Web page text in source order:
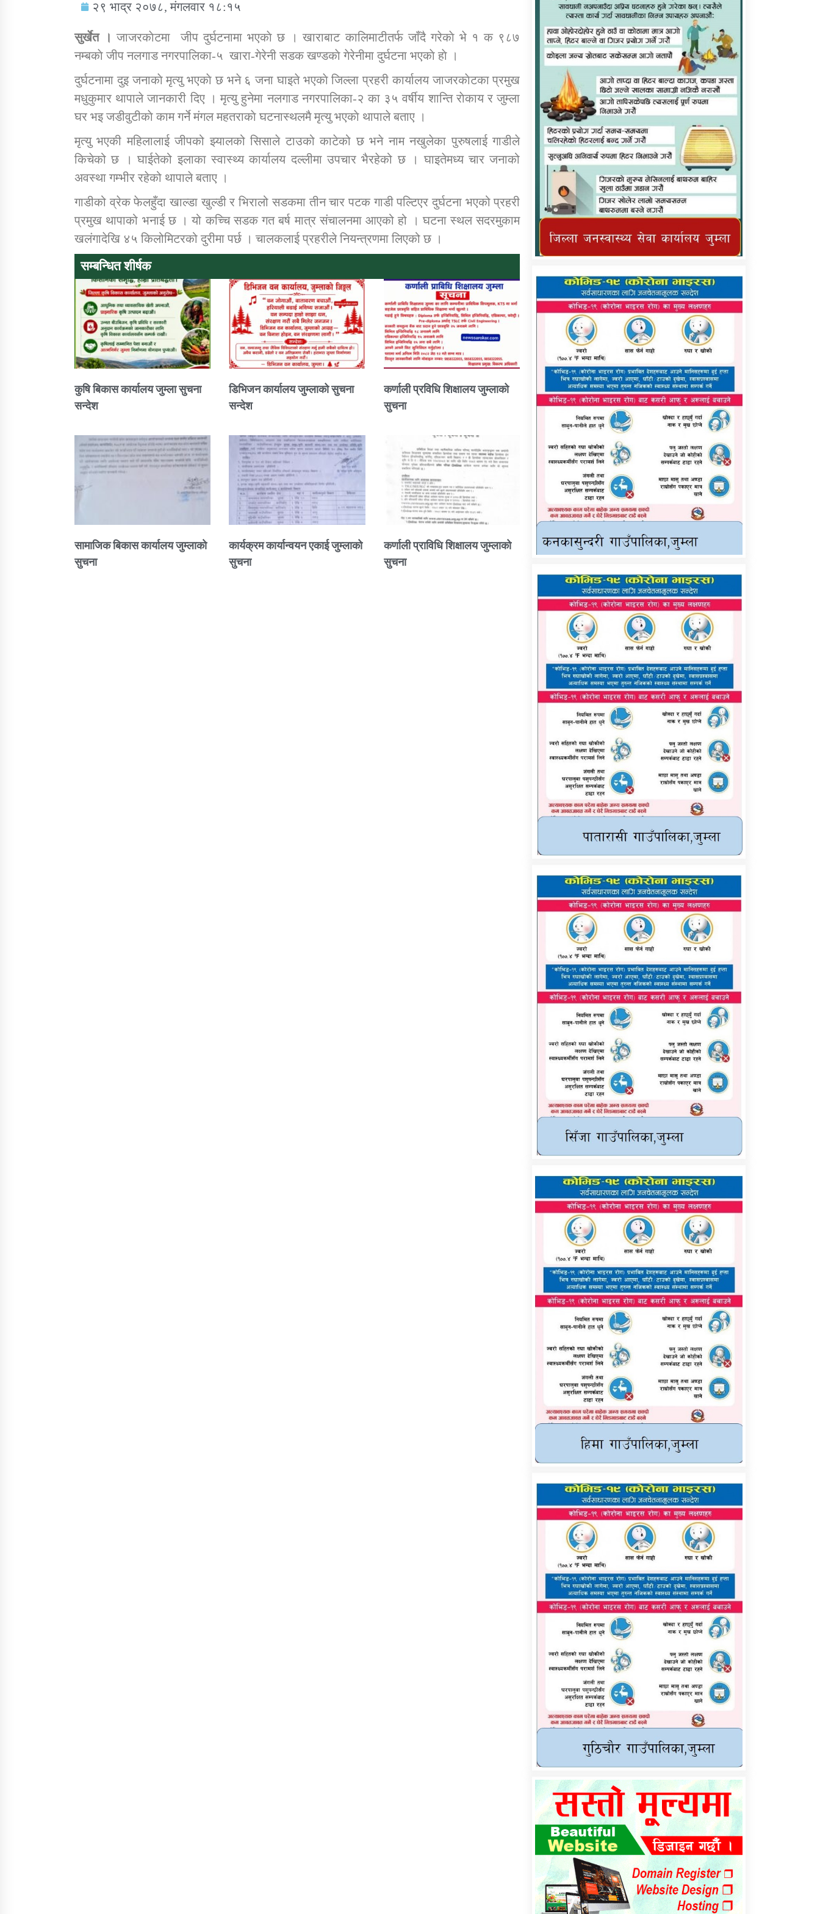
सामाजिक बिकास कार्यालय जुम्लाकाे सुचना कर्णाली प्राविधि शिक्षालय जुम्लाको सुचना
तातोपानी गाउँपालिकाको न्यायिक समिति सम्बन्धी
सन्देश
तातोपानी गाउँपालिका जुम्लाको महिला तथा
लैङ्गिक हिंसा सम्बन्धी सूचना सन्देश
तातोपानी गाउँपालिका जुम्लाको महिनावारी
तातोपानी गाउँपालिका जुम्लाको बालविवाह सन्देश तातोपानी गाउँपालिका जुम्लाको सूचना
२९ भाद्र २०७८, मंगलवार १८:१५
सुर्खेत । जाजरकाेटमा जीप दुर्घटनामा भएकाे छ । खाराबाट कालिमाटीतर्फ जाँदै गरेकाे भे १ क ९८७
नम्बकाे जीप नलगाड नगरपालिका-५ खारा-गेरेनी सडक खण्डकाे गेरेनीमा दुर्घटना भएकाे हाे ।
दुर्घटनामा दुइ जनाकाे मृत्यु भएकाे छ भने ६ जना घाइते भएकाे जिल्ला प्रहरी कार्यालय जाजरकाेटका प्रमुख
मधुकुमार थापाले जानकारी दिए । मृत्यु हुनेमा नलगाड नगरपालिका-२ का ३५ वर्षीय शान्ति राेकाय र जुम्ला
घर भइ जडीवुटीकाे काम गर्ने मंगल महतराकाे घटनास्थलमै मृत्यु भएकाे थापाले बताए ।
मृत्यु भएकी महिलालाई जीपको झ्यालको सिसाले टाउको काटेको छ भने नाम नखुलेका पुरुषलाई गाडीले
किचेको छ । घाईतेको इलाका स्वास्थ्य कार्यालय दल्लीमा उपचार भैरहेको छ । घाइतेमध्य चार जनाको
अवस्था गम्भीर रहेको थापाले बताए ।
गाडीको व्रेक फेलहुँदा खाल्डा खुल्डी र भिरालो सडकमा तीन चार पटक गाडी पल्टिएर दुर्घटना भएको प्रहरी
प्रमुख थापाको भनाई छ । यो कच्चि सडक गत बर्ष मात्र संचालनमा आएको हो । घटना स्थल सदरमुकाम
खलंगादेखि ४५ किलोमिटरको दुरीमा पर्छ । चालकलाई प्रहरीले नियन्त्रणमा लिएको छ ।
सम्बन्धित शीर्षक
कुषि बिकास कार्यालय जुम्ला सुचना
सन्देश
डिभिजन कार्यालय जुम्लाको सुचना
सन्देश
कर्णाली प्रविधि शिक्षालय जुम्लाको
सुचना
सामाजिक बिकास कार्यालय जुम्लाकाे
सुचना
कार्यक्रम कार्यान्वयन एकाई जुम्लाको
सुचना
कर्णाली प्राविधि शिक्षालय जुम्लाको
सुचना